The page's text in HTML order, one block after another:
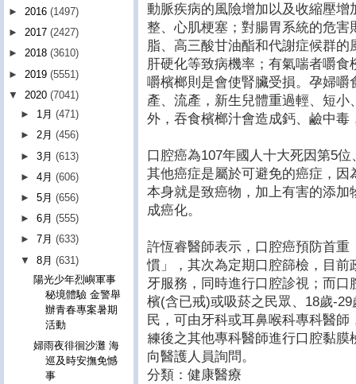
動脈疾病的風險增加以及收縮壓
整、心肌梗塞；對腸胃系統的危
脂、高三酸甘油酯和代謝症候群
肝硬化等致病機率；有氣喘者嚼
嚼檳榔則是會使腎臟受損。孕婦
產、流產，新生兒體重過輕、短
外，吞食檳榔汁會造成鈣、鹼中毒
口腔癌為107年國人十大死因第5
其他癌症是屬於可避免的癌症，
本身就是致癌物，加上有害的添
成癌化。
許恆睿醫師表示，口腔癌預防首
慣」，其次為定期口腔篩檢，目
牙服務，同時進行口腔診視；而
檳(含已戒)或吸菸之民眾、18歲-
民，可由牙科或耳鼻喉科專科醫
練後之其他專科醫師進行口腔黏
向醫護人員詢問。
分類：健康醫療
► 2016 (1497)
► 2017 (2427)
► 2018 (3610)
► 2019 (5551)
▼ 2020 (7041)
► 1月(471)
►2月(456)
►3月(613)
►4月(606)
►5月(656)
►6月(555)
►7月(633)
▼8月(631)
陽光少年烈嶼軍事
秘境體驗 金警舉
辦青春專案暑期
活動
婦雨夜徘徊沙灘 海
巡及時安撫免憾
事